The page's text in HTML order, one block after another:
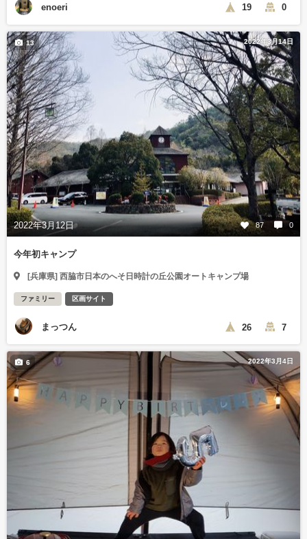
enoeri 19 0
2022年3月14日
2022年3月12日 87 0
13
今年初キャンプ
[兵庫県] 西脇市日本のへそ日時計の丘公園オートキャンプ場
ファミリー 区画サイト
まっつん 26 7
2022年3月4日
6